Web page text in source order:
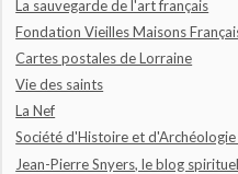
La sauvegarde de l'art français
Fondation Vieilles Maisons
Cartes postales de Lorraine
Vie des saints
La Nef
Société d'Histoire et
Jean-Pierre Snyers, le blog spirituel